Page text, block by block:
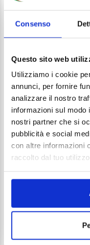
Consenso
Questo sito web
Utilizziamo i cookie
annunci, per fornire
analizzare il nostro
informazioni sul
nostri partner che si
pubblicità e social
con altre informazioni
raccolto dal tuo
Your email address